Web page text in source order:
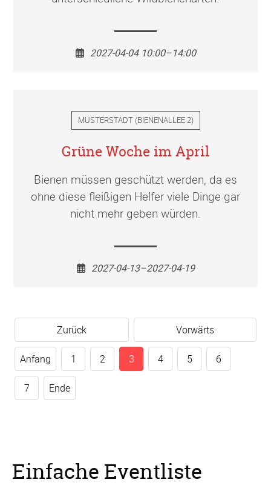
2027-04-04 10:00–14:00
MUSTERSTADT(BIENENALLEE 2)
Grüne Woche im April
Bienen müssen geschützt werden, da es
ohne diese fleißigen Helfer viele Dinge gar
nicht mehr geben würden.
2027-04-13–2027-04-19
Zurück Vorwärts
Anfang 1 2 3 4 5 6
7 Ende
Einfache Eventliste